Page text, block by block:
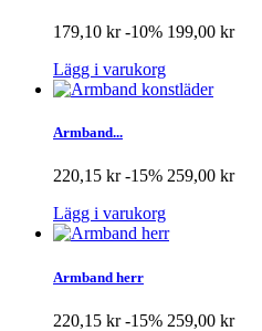
179,10 kr -10% 199,00 kr
Lägg i varukorg
Armband...
220,15 kr -15% 259,00 kr
Lägg i varukorg
Armband herr
220,15 kr -15% 259,00 kr